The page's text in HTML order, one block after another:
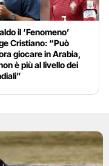
il ‘Fenomeno’
Cristiano: “Può
giocare in Arabia,
è più al livello dei